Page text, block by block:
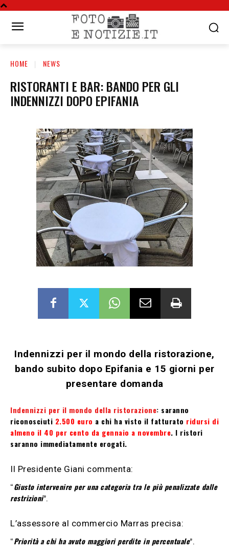
HOME NEWS
RISTORANTI E BAR: BANDO PER GLI
INDENNIZZI DOPO EPIFANIA
Indennizzi per il mondo della ristorazione,
bando subito dopo Epifania e 15 giorni per
presentare domanda
Indennizzi per il mondo della ristorazione: saranno
riconosciuti 2.500 euro a chi ha visto il fatturato ridursi di
almeno il 40 per cento da gennaio a novembre. I ristori
saranno immediatamente erogati.
Il Presidente Giani commenta:
“Giusto intervenire per una categoria tra le più penalizzate dalle
restrizioni”.
L’assessore al commercio Marras precisa:
“Priorità a chi ha avuto maggiori perdite in percentuale”.